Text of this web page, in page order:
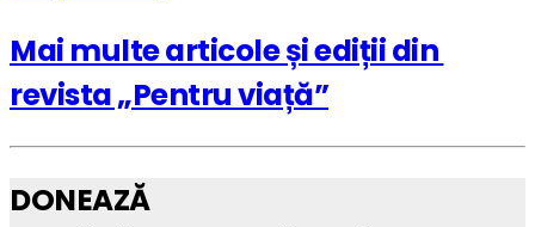
Mai multe articole și ediții din
revista „Pentru viață”
DONEAZĂ